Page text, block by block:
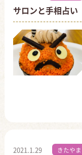
サロンと手相占い
2021.1.29 きたやま